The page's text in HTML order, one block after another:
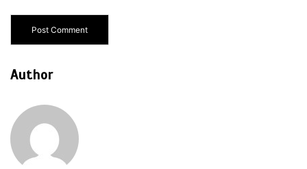
Author